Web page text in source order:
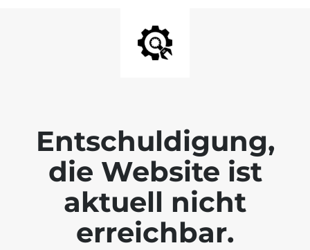
Entschuldigung,
die Website ist
aktuell nicht
erreichbar.